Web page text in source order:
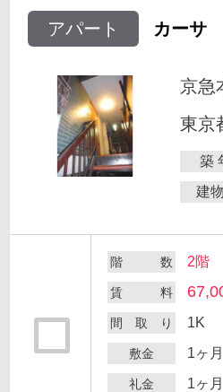
アパート カーサ
京急
東京
築
建
階 数 2階
賃 料
間 取 り 1K
敷金 1ヶ月
礼金 1ヶ月